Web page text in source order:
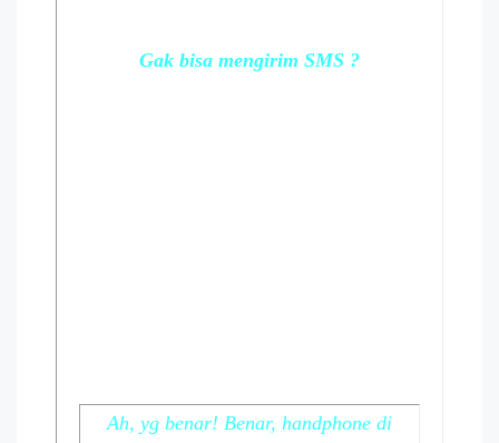
Gak bisa mengirim SMS ?
Ah, yg benar! Benar, handphone di